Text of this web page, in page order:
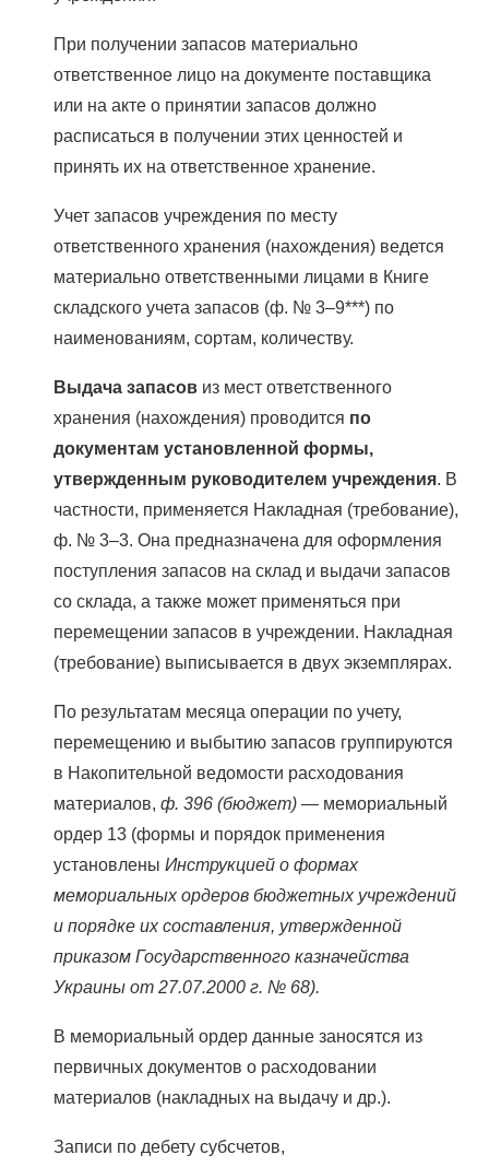
При получении запасов материально
ответственное лицо на документе поставщика
или на акте о принятии запасов должно
расписаться в получении этих ценностей и
принять их на ответственное хранение.
Учет запасов учреждения по месту
ответственного хранения (нахождения) ведется
материально ответственными лицами в Книге
складского учета запасов (ф. № 3–9***) по
наименованиям, сортам, количеству.
Выдача запасов из мест ответственного
хранения (нахождения) проводится по
документам установленной формы,
утвержденным руководителем учреждения. В
частности, применяется Накладная (требование),
ф. № 3–3. Она предназначена для оформления
поступления запасов на склад и выдачи запасов
со склада, а также может применяться при
перемещении запасов в учреждении. Накладная
(требование) выписывается в двух экземплярах.
По результатам месяца операции по учету,
перемещению и выбытию запасов группируются
в Накопительной ведомости расходования
материалов, ф. 396 (бюджет) — мемориальный
ордер 13 (формы и порядок применения
установлены Инструкцией о формах
мемориальных ордеров бюджетных учреждений
и порядке их составления, утвержденной
приказом Государственного казначейства
Украины от 27.07.2000 г. № 68).
В мемориальный ордер данные заносятся из
первичных документов о расходовании
материалов (накладных на выдачу и др.).
Записи по дебету субсчетов,